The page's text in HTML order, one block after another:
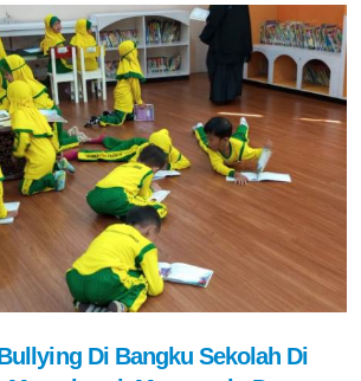
Di Bangku Sekolah Di